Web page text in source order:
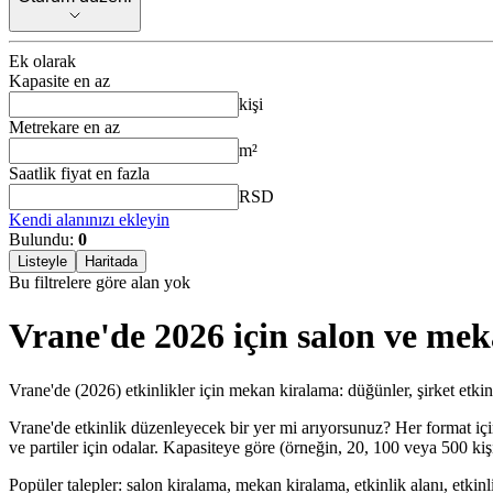
Ek olarak
Kapasite en az
kişi
Metrekare en az
m²
Saatlik fiyat en fazla
RSD
Kendi alanınızı ekleyin
Bulundu: 0
Listeyle Haritada
Bu filtrelere göre alan yok
Vrane'de 2026 için salon ve
Vrane'de (2026) etkinlikler için mekan kiralama: düğünler, şirket
Vrane'de etkinlik düzenleyecek bir yer mi arıyorsunuz? Her format
ve partiler için odalar. Kapasiteye göre (örneğin, 20, 100 veya 500
Popüler talepler: salon kiralama, mekan kiralama, etkinlik alanı,